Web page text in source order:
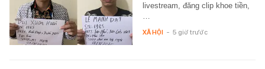
livestream, đăng clip khoe tiền,
XÃ HỘI - 5 giờ trước